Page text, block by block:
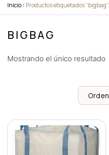
Inicio/ Productos etiquetados “bigbag”
BIGBAG
Mostrando el único resultado